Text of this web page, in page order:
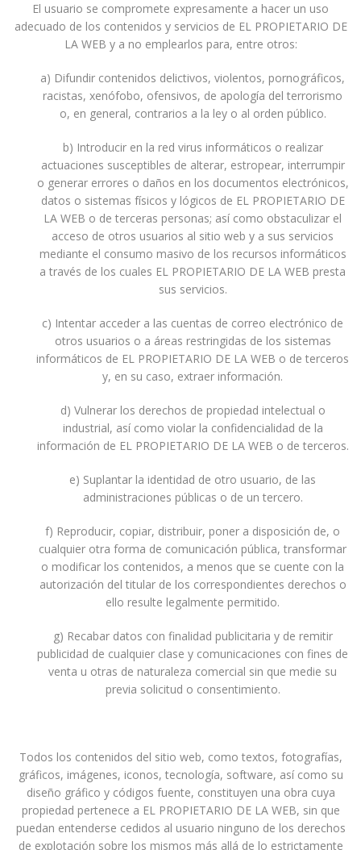
El usuario se compromete expresamente a hacer un uso
adecuado de los contenidos y servicios de EL PROPIETARIO DE
LA WEB y a no emplearlos para, entre otros:
a) Difundir contenidos delictivos, violentos, pornográficos,
racistas, xenófobo, ofensivos, de apología del terrorismo
o, en general, contrarios a la ley o al orden público.
b) Introducir en la red virus informáticos o realizar
actuaciones susceptibles de alterar, estropear, interrumpir
o generar errores o daños en los documentos electrónicos,
datos o sistemas físicos y lógicos de EL PROPIETARIO DE
LA WEB o de terceras personas; así como obstaculizar el
acceso de otros usuarios al sitio web y a sus servicios
mediante el consumo masivo de los recursos informáticos
a través de los cuales EL PROPIETARIO DE LA WEB presta
sus servicios.
c) Intentar acceder a las cuentas de correo electrónico de
otros usuarios o a áreas restringidas de los sistemas
informáticos de EL PROPIETARIO DE LA WEB o de terceros
y, en su caso, extraer información.
d) Vulnerar los derechos de propiedad intelectual o
industrial, así como violar la confidencialidad de la
información de EL PROPIETARIO DE LA WEB o de terceros.
e) Suplantar la identidad de otro usuario, de las
administraciones públicas o de un tercero.
f) Reproducir, copiar, distribuir, poner a disposición de, o
cualquier otra forma de comunicación pública, transformar
o modificar los contenidos, a menos que se cuente con la
autorización del titular de los correspondientes derechos o
ello resulte legalmente permitido.
g) Recabar datos con finalidad publicitaria y de remitir
publicidad de cualquier clase y comunicaciones con fines de
venta u otras de naturaleza comercial sin que medie su
previa solicitud o consentimiento.
Todos los contenidos del sitio web, como textos, fotografías,
gráficos, imágenes, iconos, tecnología, software, así como su
diseño gráfico y códigos fuente, constituyen una obra cuya
propiedad pertenece a EL PROPIETARIO DE LA WEB, sin que
puedan entenderse cedidos al usuario ninguno de los derechos
de explotación sobre los mismos más allá de lo estrictamente